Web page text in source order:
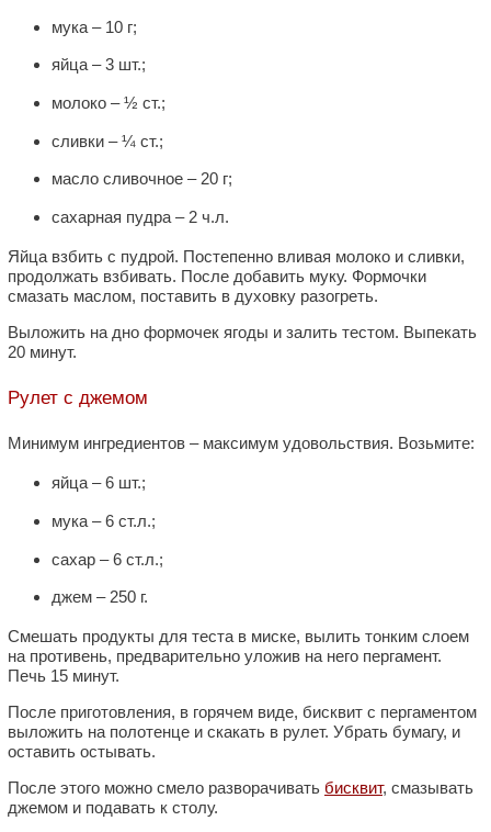
мука – 10 г;
яйца – 3 шт.;
молоко – ½ ст.;
сливки – ¼ ст.;
масло сливочное – 20 г;
сахарная пудра – 2 ч.л.
Яйца взбить с пудрой. Постепенно вливая молоко и сливки,
продолжать взбивать. После добавить муку. Формочки
смазать маслом, поставить в духовку разогреть.
Выложить на дно формочек ягоды и залить тестом. Выпекать
20 минут.
Рулет с джемом
Минимум ингредиентов – максимум удовольствия. Возьмите:
яйца – 6 шт.;
мука – 6 ст.л.;
сахар – 6 ст.л.;
джем – 250 г.
Смешать продукты для теста в миске, вылить тонким слоем
на противень, предварительно уложив на него пергамент.
Печь 15 минут.
После приготовления, в горячем виде, бисквит с пергаментом
выложить на полотенце и скакать в рулет. Убрать бумагу, и
оставить остывать.
После этого можно смело разворачивать бисквит, смазывать
джемом и подавать к столу.